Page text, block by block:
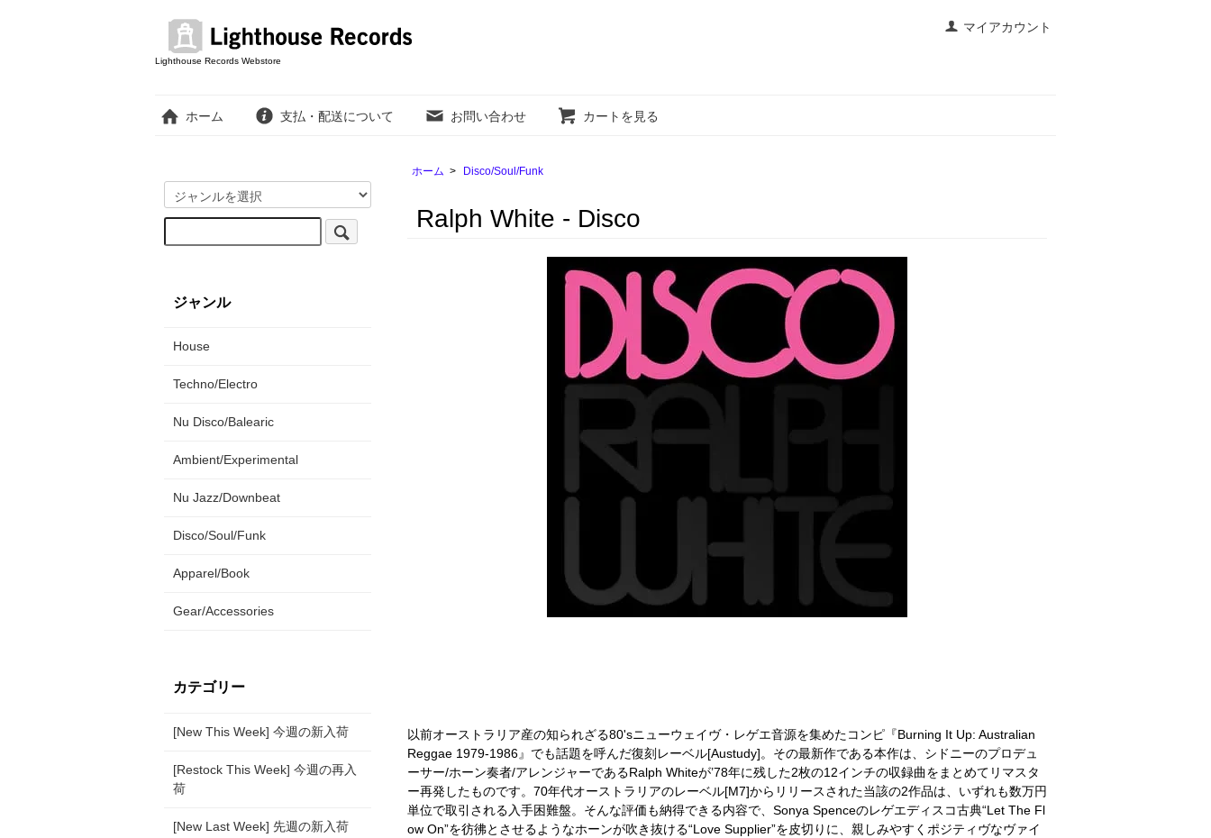
マイアカウント
Lighthouse Records Webstore
ホーム 支払・配送について お問い合わせ カートを見る
ホーム > Disco/Soul/Funk
Ralph White - Disco
以前オーストラリア産の知られざる80'sニューウェイヴ・レゲエ音源を集めたコンピ『Burning It Up: Australian
Reggae 1979-1986』でも話題を呼んだ復刻レーベル[Austudy]。その最新作である本作は、シドニーのプロデュ
ーサー/ホーン奏者/アレンジャーであるRalph Whiteが’78年に残した2枚の12インチの収録曲をまとめてリマスタ
ー再発したものです。70年代オーストラリアのレーベル[M7]からリリースされた当該の2作品は、いずれも数万円
単位で取引される入手困難盤。そんな評価も納得できる内容で、Sonya Spenceのレゲエディスコ古典“Let The Fl
ow On”を彷彿とさせるようなホーンが吹き抜ける“Love Supplier”を皮切りに、親しみやすくポジティヴなヴァイ
ジャンル
House
Techno/Electro
Nu Disco/Balearic
Ambient/Experimental
Nu Jazz/Downbeat
Disco/Soul/Funk
Apparel/Book
Gear/Accessories
カテゴリー
[New This Week] 今週の新入荷
[Restock This Week] 今週の再入
荷
[New Last Week] 先週の新入荷